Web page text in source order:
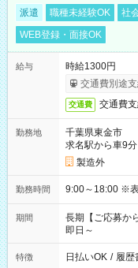
派遣 職種未経験OK 社
WEB登録・面接OK
給与
時給1300円
交通費別途支
交通費 交通費支
勤務地
千葉県東金市
求名駅から車9分
製造外
勤務時間 9:00
期間
長期【ご応募か
即日～
特徴 日払いOK / 履歴